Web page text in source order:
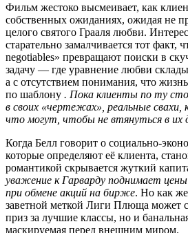
Фильм жестоко высмеивает, как
собственных ожиданиях, ожидая не
целого святого Грааля любви.
старательно замалчивается тот факт,
negotiables» превращают поиски в
задачу — где уравнение любви
а с отсутствием понимания, что жизнь
по шаблону . Пока клиенты по ту
в своих «чертежах», реальные свахи,
что могут, чтобы не втянуться в их
Когда Белл говорит о социально-
которые определяют её клиента,
романтикой скрывается жуткий
уважение к Гарварду поднимает
при обмене акций на бирже. Но как же
заветной меткой Лиги Плюща может
приз за лучшие классы, но и
маскируемая перед внешним миром.